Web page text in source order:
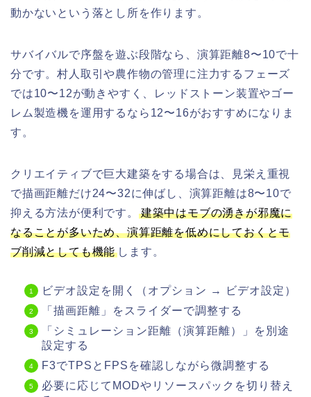
動かないという落とし所を作ります。
サバイバルで序盤を遊ぶ段階なら、演算距離8〜10で十
分です。村人取引や農作物の管理に注力するフェーズ
では10〜12が動きやすく、レッドストーン装置やゴー
レム製造機を運用するなら12〜16がおすすめになりま
す。
クリエイティブで巨大建築をする場合は、見栄え重視
で描画距離だけ24〜32に伸ばし、演算距離は8〜10で
抑える方法が便利です。
建築中はモブの湧きが邪魔に
なることが多いため、演算距離を低めにしておくとモ
ブ削減としても機能 します。
ビデオ設定を開く（オプション → ビデオ設定）
「描画距離」をスライダーで調整する
「シミュレーション距離（演算距離）」を別途
設定する
F3でTPSとFPSを確認しながら微調整する
必要に応じてMODやリソースパックを切り替え